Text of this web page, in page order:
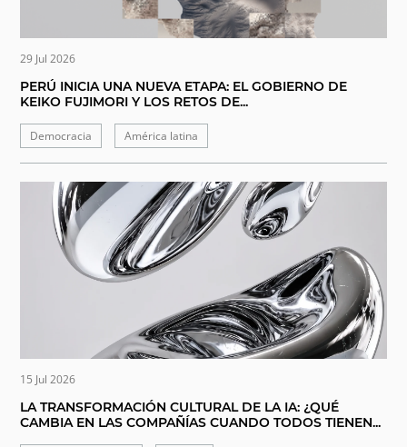
29 Jul 2026
PERÚ INICIA UNA NUEVA ETAPA: EL GOBIERNO DE
KEIKO FUJIMORI Y LOS RETOS DE...
Democracia América latina
15 Jul 2026
LA TRANSFORMACIÓN CULTURAL DE LA IA: ¿QUÉ
CAMBIA EN LAS COMPAÑÍAS CUANDO TODOS TIENEN...